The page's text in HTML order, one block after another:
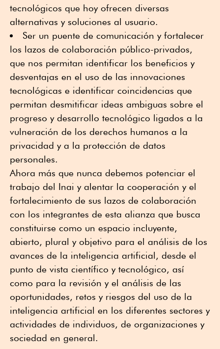
tecnológicos que hoy ofrecen diversas
alternativas y soluciones al usuario.
Ser un puente de comunicación y fortalecer
los lazos de colaboración público-privados,
que nos permitan identificar los beneficios y
desventajas en el uso de las innovaciones
tecnológicas e identificar coincidencias que
permitan desmitificar ideas ambiguas sobre el
progreso y desarrollo tecnológico ligados a la
vulneración de los derechos humanos a la
privacidad y a la protección de datos
personales.
Ahora más que nunca debemos potenciar el
trabajo del Inai y alentar la cooperación y el
fortalecimiento de sus lazos de colaboración
con los integrantes de esta alianza que busca
constituirse como un espacio incluyente,
abierto, plural y objetivo para el análisis de los
avances de la inteligencia artificial, desde el
punto de vista científico y tecnológico, así
como para la revisión y el análisis de las
oportunidades, retos y riesgos del uso de la
inteligencia artificial en los diferentes sectores y
actividades de individuos, de organizaciones y
sociedad en general.